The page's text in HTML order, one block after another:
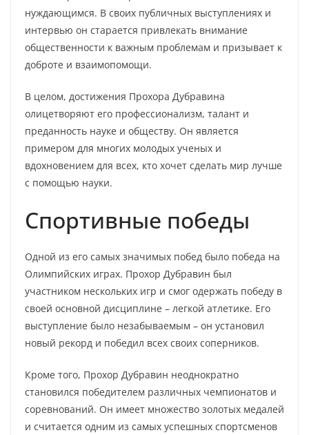
нуждающимся. В своих публичных выступлениях и
интервью он старается привлекать внимание
общественности к важным проблемам и призывает к
доброте и взаимопомощи.
В целом, достижения Прохора Дубравина
олицетворяют его профессионализм, талант и
преданность науке и обществу. Он является
примером для многих молодых ученых и
вдохновением для всех, кто хочет сделать мир лучше
с помощью науки.
Спортивные победы
Одной из его самых значимых побед было победа на
Олимпийских играх. Прохор Дубравин был
участником нескольких игр и смог одержать победу в
своей основной дисциплине – легкой атлетике. Его
выступление было незабываемым – он установил
новый рекорд и победил всех своих соперников.
Кроме того, Прохор Дубравин неоднократно
становился победителем различных чемпионатов и
соревнований. Он имеет множество золотых медалей
и считается одним из самых успешных спортсменов